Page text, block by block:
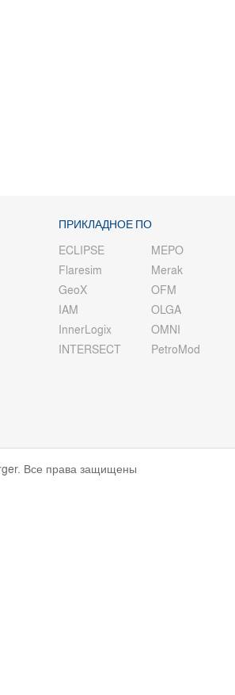
ПРИКЛАДНОЕ ПО
ECLIPSE
Flaresim
GeoX
IAM
InnerLogix
INTERSECT
MEPO
Merak
OFM
OLGA
OMNI
PetroMod
Все права защищены